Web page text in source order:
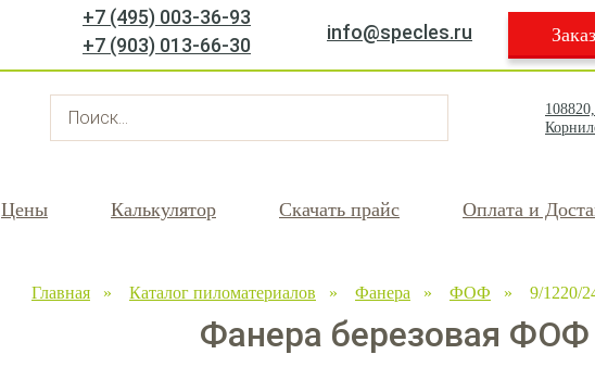
+7 (495) 003-36-93
+7 (903) 013-66-30
info@specles.ru
Цены Калькулятор Скачать прайс Оплата и
Главная » Каталог пиломатериалов » Фанера » ФОФ » 9/1220/
Фанера березовая